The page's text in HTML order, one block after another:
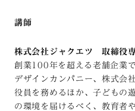
講師
株式会社ジャクエツ 取締役
創業100年を超える老舗企業
デザインカンパニー、株式会
役員を務めるほか、子どもの
の環境を届けるべく、教育者